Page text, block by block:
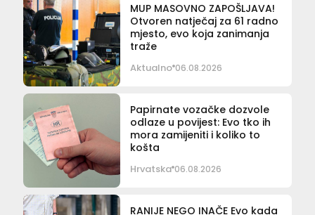
MUP MASOVNO ZAPOŠLJAVA!
Otvoren natječaj za 61 radno
mjesto, evo koja zanimanja
traže
Aktualno 06.08.2026
Papirnate vozačke dozvole
odlaze u povijest: Evo tko ih
mora zamijeniti i koliko to
košta
Hrvatska 06.08.2026
RANIJE NEGO INAČE Evo kada